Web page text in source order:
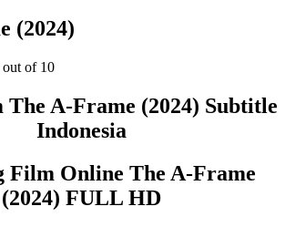
(2024)
out of 10
A-Frame (2024) Subtitle
Indonesia
Film Online The A-Frame
(2024) FULL HD